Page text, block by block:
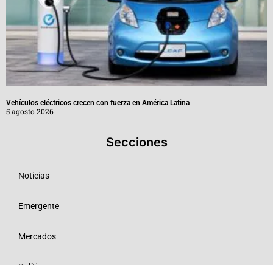
Vehículos eléctricos crecen con fuerza en América Latina
5 agosto 2026
Secciones
Noticias
Emergente
Mercados